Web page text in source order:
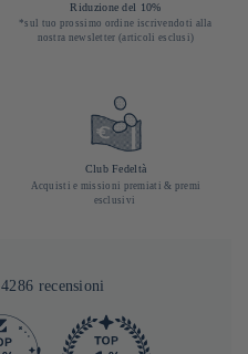
Riduzione del 10%
*sul tuo prossimo ordine iscrivendoti alla
nostra newsletter (articoli esclusi)
Club Fedeltà
Acquisti e missioni premiati & premi
esclusivi
4286 recensioni